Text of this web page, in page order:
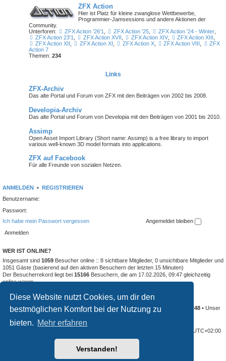
Diese Website nutzt Cookies, um dir den
bestmöglichen Komfort bei der Nutzung zu
bieten. Mehr erfahren
Verstanden!
ZFX Action
Hier ist Platz für kleine zwanglose Wettbewerbe,
Programmier-Jamsessions und andere Aktionen der
Community.
Unterforen:
ZFX Action '26'1, ZFX Action '25, ZFX Action '24 - Winter,
ZFX Action 23'1, ZFX Action XVII , ZFX Action XIV, ZFX Action XIII ,
ZFX Action XII , ZFX Action XI , ZFX Action X, ZFX Action VIII ,
ZFX
Action 7
Themen: 234
Links
ZFX-Archiv
Das alte Portal und Forum von ZFX mit den Beiträgen von 2002 bis 2008.
Developia-Archiv
Das alte Portal und Forum von Developia mit den Beiträgen von 2001 bis 2010.
Assimp
Open Asset Import Library (Short name: Assimp) is a free library to import
various well-known 3D model formats into applications.
ZFX auf Facebook
Für alle Freunde von sozialen Netzen.
ANMELDEN •
REGISTRIEREN
Benutzername:
Passwort:
Ich habe mein Passwort vergessen
Angemeldet bleiben
WER IST ONLINE?
Insgesamt sind 1059 Besucher online :: 8 sichtbare Mitglieder, 0 unsichtbare Mitglieder und
1051 Gäste (basierend auf den aktiven Besuchern der letzten 15 Minuten)
Der Besucherrekord liegt bei 15166 Besuchern, die am 17.02.2026, 09:47 gleichzeitig
online waren.
STATISTIK
Beiträge insgesamt74185• Themen insgesamt 4638• Mitglieder insgesamt 3248 • Unser
neuestes Mitglied:
UTC+02:00
Powered byphpBB® Forum Software © phpBB Limited
phpBB.de